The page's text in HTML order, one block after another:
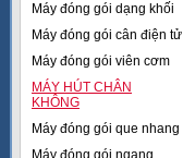
Máy đóng gói dạng khối
Máy đóng gói cân điện tử
Máy đóng gói viên cơm
MÁY HÚT CHÂN
KHÔNG
Máy đóng gói que nhang
Máy đóng gói ngang